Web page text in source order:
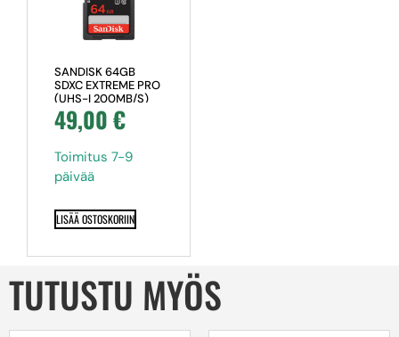
SANDISK 64GB
SDXC EXTREME PRO
(UHS-I 200MB/S)
49,00€
Toimitus 7-9
päivää
LISÄÄ OSTOSKORIIN
TUTUSTU MYÖS